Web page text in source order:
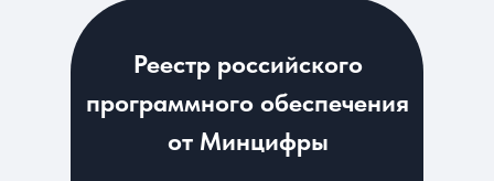
Реестр российского
программного обеспечения
от Минцифры